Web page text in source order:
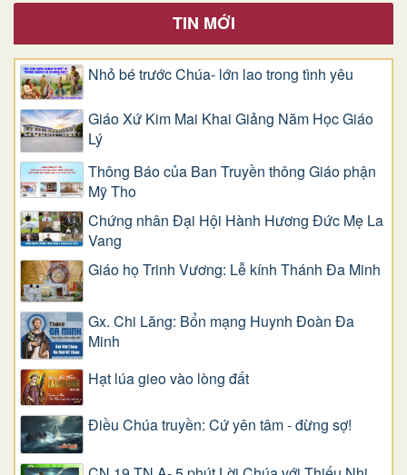
TIN MỚI
Nhỏ bé trước Chúa- lớn lao trong tình yêu
Giáo Xứ Kim Mai Khai Giảng Năm Học Giáo
Lý
Thông Báo của Ban Truyền thông Giáo phận
Mỹ Tho
Chứng nhân Đại Hội Hành Hương Đức Mẹ La
Vang
Giáo họ Trinh Vương: Lễ kính Thánh Đa Minh
Gx. Chi Lăng: Bổn mạng Huynh Đoàn Đa
Minh
Hạt lúa gieo vào lòng đất
Điều Chúa truyền: Cứ yên tâm - đừng sợ!